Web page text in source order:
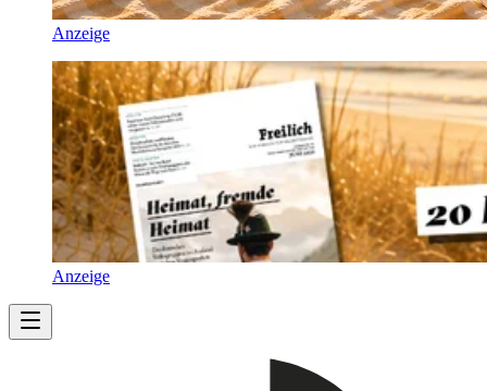
Anzeige
Anzeige